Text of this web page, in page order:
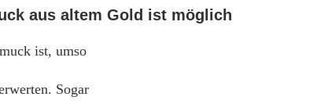
aus altem Gold ist möglich
ist, umso
Sogar